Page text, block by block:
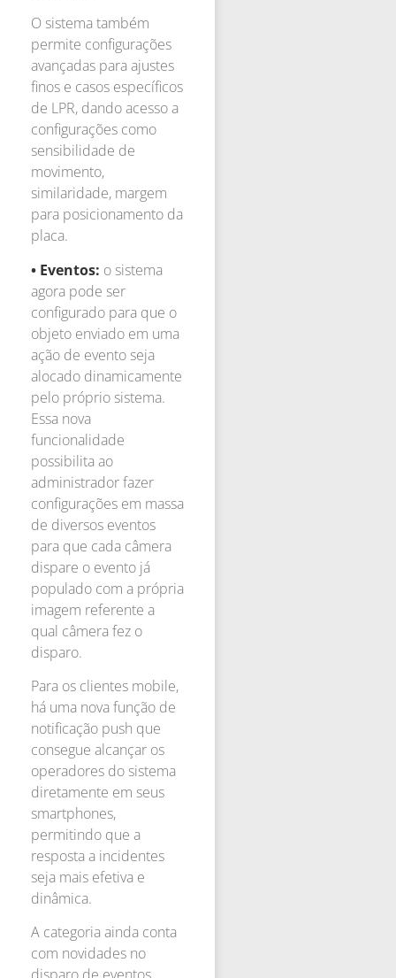
O sistema também
permite configurações
avançadas para ajustes
finos e casos específicos
de LPR, dando acesso a
configurações como
sensibilidade de
movimento,
similaridade, margem
para posicionamento da
placa.
• Eventos: o sistema
agora pode ser
configurado para que o
objeto enviado em uma
ação de evento seja
alocado dinamicamente
pelo próprio sistema.
Essa nova
funcionalidade
possibilita ao
administrador fazer
configurações em massa
de diversos eventos
para que cada câmera
dispare o evento já
populado com a própria
imagem referente a
qual câmera fez o
disparo.
Para os clientes mobile,
há uma nova função de
notificação push que
consegue alcançar os
operadores do sistema
diretamente em seus
smartphones,
permitindo que a
resposta a incidentes
seja mais efetiva e
dinâmica.
A categoria ainda conta
com novidades no